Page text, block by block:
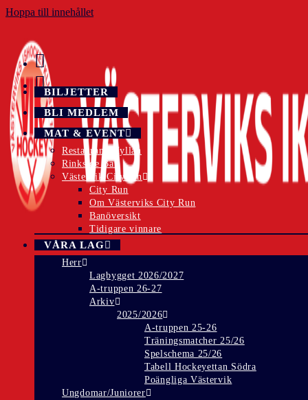
Hoppa till innehållet
BILJETTER
BLI MEDLEM
MAT & EVENT
Restaurang Hyllan
Rinkside Bar
Västervik CityRun
City Run
Om Västerviks City Run
Banöversikt
Tidigare vinnare
VÅRA LAG
Herr
Lagbygget 2026/2027
A-truppen 26-27
Arkiv
2025/2026
A-truppen 25-26
Träningsmatcher 25/26
Spelschema 25/26
Tabell Hockeyettan Södra
Poängliga Västervik
Ungdomar/Juniorer